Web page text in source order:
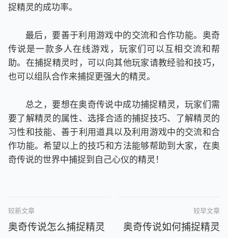
捉精灵的成功率。
最后，要善于利用游戏中的交流和合作功能。奥奇
传说是一款多人在线游戏，玩家们可以互相交流和帮
助。在捕捉精灵时，可以向其他玩家请教经验和技巧，
也可以组队合作来捕捉更强大的精灵。
总之，要想在奥奇传说中成功捕捉精灵，玩家们需
要了解精灵的属性、选择合适的捕捉技巧、了解精灵的
习性和技能、善于利用道具以及利用游戏中的交流和合
作功能。希望以上的技巧和方法能够帮助到大家，在奥
奇传说的世界中捕捉到自己心仪的精灵！
较新文章
奥奇传说怎么捕捉精灵
较早文章
奥奇传说如何捕捉精灵